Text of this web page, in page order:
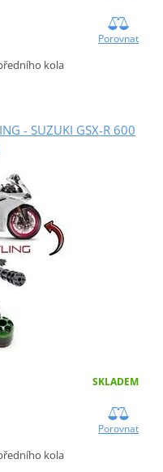
Porovnat
kola
- SUZUKI GSX-R 600
SKLADEM
Porovnat
kola